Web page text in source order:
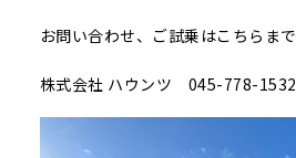
お問い合わせ、ご試乗はこちらまで
株式会社 ハウンツ 045-778-1532